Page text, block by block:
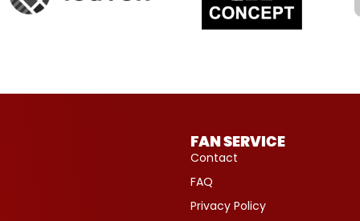
FAN SERVICE
Contact
FAQ
Privacy Policy